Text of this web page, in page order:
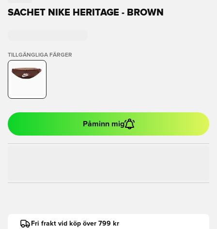
SACHET NIKE HERITAGE - BROWN
TILLGÄNGLIGA FÄRGER
Påminn mig
Fri frakt vid köp över 799 kr